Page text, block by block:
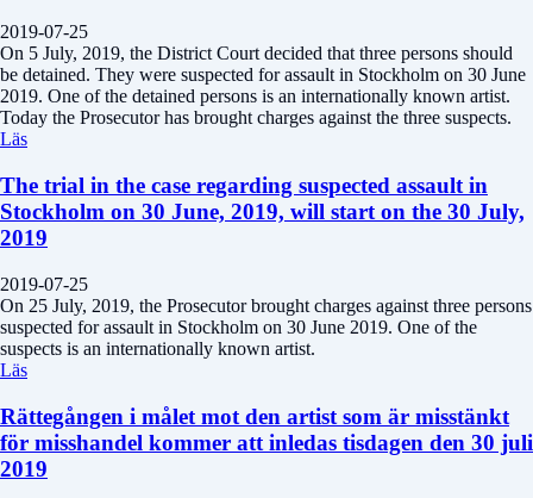
2019-07-25
On 5 July, 2019, the District Court decided that three persons should
be detained. They were suspected for assault in Stockholm on 30 June
2019. One of the detained persons is an internationally known artist.
Today the Prosecutor has brought charges against the three suspects.
Läs
The trial in the case regarding suspected assault in
Stockholm on 30 June, 2019, will start on the 30 July,
2019
2019-07-25
On 25 July, 2019, the Prosecutor brought charges against three persons
suspected for assault in Stockholm on 30 June 2019. One of the
suspects is an internationally known artist.
Läs
Rättegången i målet mot den artist som är misstänkt
för misshandel kommer att inledas tisdagen den 30 juli
2019